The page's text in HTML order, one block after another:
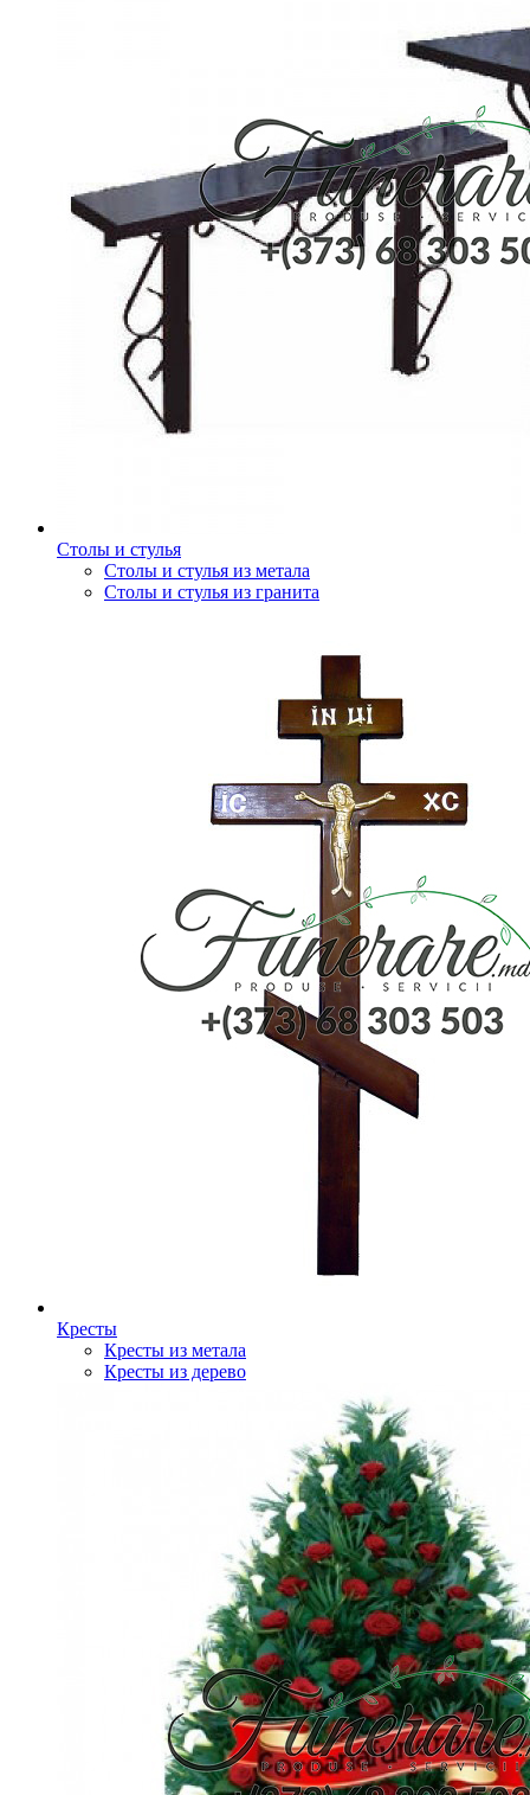
Столы и стулья
Столы и стулья из метала
Столы и стулья из гранита
Кресты
Кресты из метала
Кресты из дерево